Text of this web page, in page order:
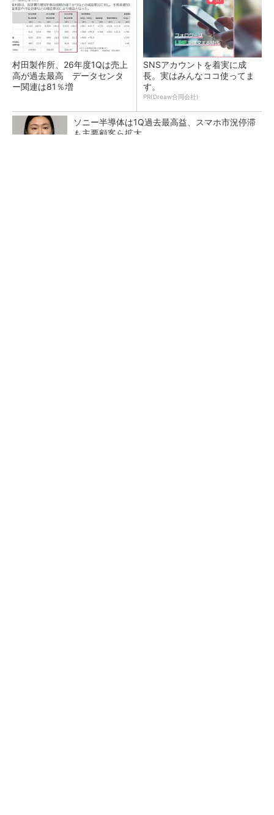
村田製作所、26年度1Qは売上
高が過去最高 データセンタ
ー関連は81％増
SNSアカウントを着実に成
長。実はみんなココ使ってま
す。
PR(Dreaw合同会社)
ソニー半導体は1Q過去最高益、スマホ市況停滞
も主要顧客ら拡大